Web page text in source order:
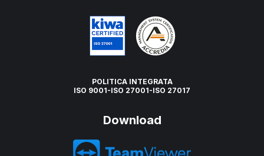
POLITICA INTEGRATA
ISO 9001-ISO 27001-ISO 27017
Download